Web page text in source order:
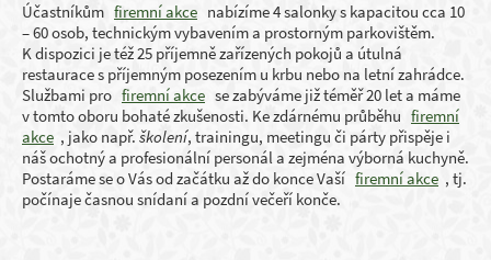
Účastníkům firemní akce nabízíme 4 salonky s kapacitou cca 10
– 60 osob, technickým vybavením a prostorným parkovištěm.
K dispozici je též 25 příjemně zařízených pokojů a útulná
restaurace s příjemným posezením u krbu nebo na letní zahrádce.
Službami pro firemní akce se zabýváme již téměř 20 let a máme
v tomto oboru bohaté zkušenosti. Ke zdárnému průběhu firemní
akce , jako např. školení, trainingu, meetingu či párty přispěje i
náš ochotný a profesionální personál a zejména výborná kuchyně.
Postaráme se o Vás od začátku až do konce Vaší firemní akce , tj.
počínaje časnou snídaní a pozdní večeří konče.